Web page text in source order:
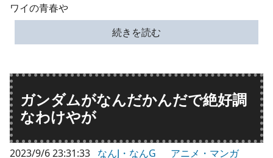
ワイの青春や
続きを読む
ガンダムがなんだかんだで絶好調
なわけやが
2023/9/6 23:31:33 なんJ・なんG アニメ・マンガ